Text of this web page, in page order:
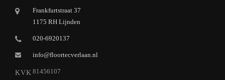
Frankfurtstraat 37
1175 RH Lijnden
020-6920137
info@floortecverlaan.nl
KVK 81456107